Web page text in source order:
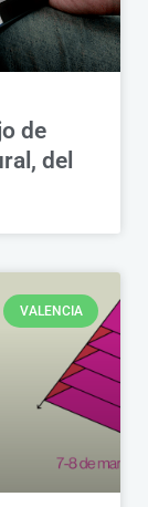
de
del
VALENCIA